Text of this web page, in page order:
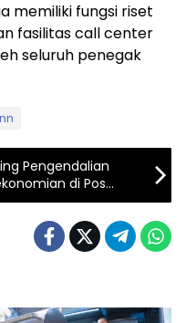
memiliki fungsi riset
fasilitas call center
seluruh penegak
Pengendalian
di Pos
Texas